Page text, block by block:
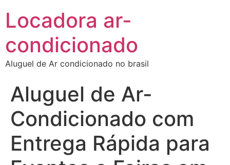
Locadora ar-
condicionado
Aluguel de Ar condicionado no brasil
Aluguel de Ar-
Condicionado com
Entrega Rápida para